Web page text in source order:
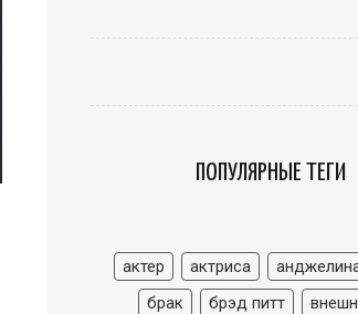
ПОПУЛЯРНЫЕ ТЕГИ
актер актриса
брак
брэд питт